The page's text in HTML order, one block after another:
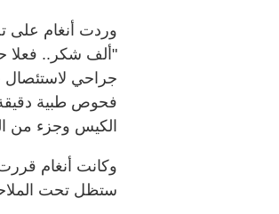
وردت أنغام على
"ألف شكر.. فعلا
جراحي لاستئصال
فحوص طبية
الكيس وجزء من
وكانت أنغام
ستظل تحت